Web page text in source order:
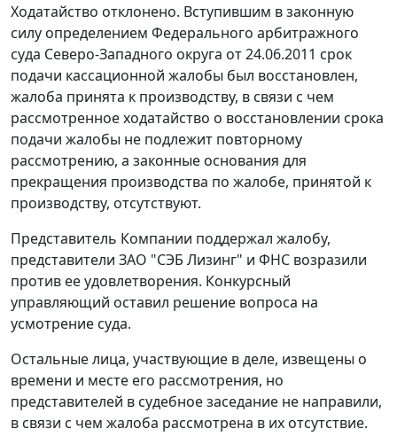
Ходатайство отклонено. Вступившим в законную
силу определением Федерального арбитражного
суда Северо-Западного округа от 24.06.2011 срок
подачи кассационной жалобы был восстановлен,
жалоба принята к производству, в связи с чем
рассмотренное ходатайство о восстановлении срока
подачи жалобы не подлежит повторному
рассмотрению, а законные основания для
прекращения производства по жалобе, принятой к
производству, отсутствуют.
Представитель Компании поддержал жалобу,
представители ЗАО "СЭБ Лизинг" и ФНС возразили
против ее удовлетворения. Конкурсный
управляющий оставил решение вопроса на
усмотрение суда.
Остальные лица, участвующие в деле, извещены о
времени и месте его рассмотрения, но
представителей в судебное заседание не направили,
в связи с чем жалоба рассмотрена в их отсутствие.